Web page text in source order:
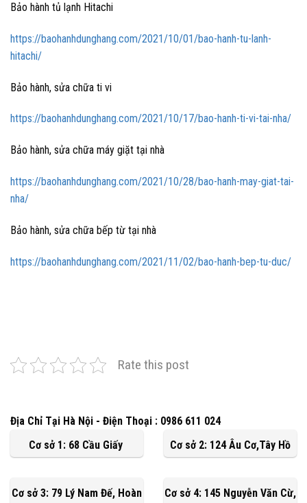
Bảo hành tủ lạnh Hitachi
https://baohanhdunghang.com/2021/10/01/bao-hanh-tu-lanh-
hitachi/
Bảo hành, sửa chữa ti vi
https://baohanhdunghang.com/2021/10/17/bao-hanh-ti-vi-tai-nha/
Bảo hành, sửa chữa máy giặt tại nhà
https://baohanhdunghang.com/2021/10/28/bao-hanh-may-giat-tai-
nha/
Bảo hành, sửa chữa bếp từ tại nhà
https://baohanhdunghang.com/2021/11/02/bao-hanh-bep-tu-duc/
Rate this post
Địa Chỉ Tại Hà Nội - Điện Thoại : 0986 611 024
Cơ sở 1: 68 Cầu Giấy
Cơ sở 2: 124 Âu Cơ,Tây Hồ
Cơ sở 3: 79 Lý Nam Đế, Hoàn
Cơ sở 4: 145 Nguyễn Văn Cừ,